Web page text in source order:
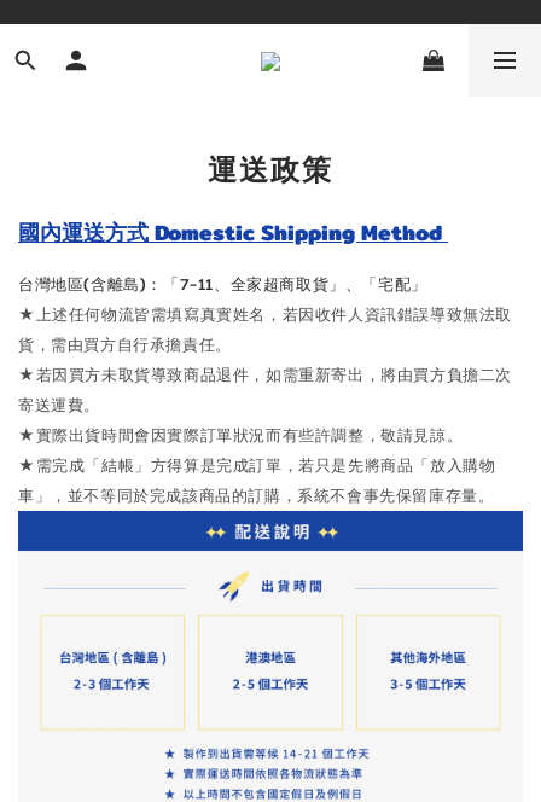
運送政策
國內運送方式 Domestic Shipping Method
台灣地區(含離島)：「7-11、全家超商取貨」、「宅配」
★上述任何物流皆需填寫真實姓名，若因收件人資訊錯誤導致無法取
貨，需由買方自行承擔責任。
★若因買方未取貨導致商品退件，如需重新寄出，將由買方負擔二次
寄送運費。
★實際出貨時間會因實際訂單狀況而有些許調整，敬請見諒。
★需完成「結帳」方得算是完成訂單，若只是先將商品「放入購物
車」，並不等同於完成該商品的訂購，系統不會事先保留庫存量。